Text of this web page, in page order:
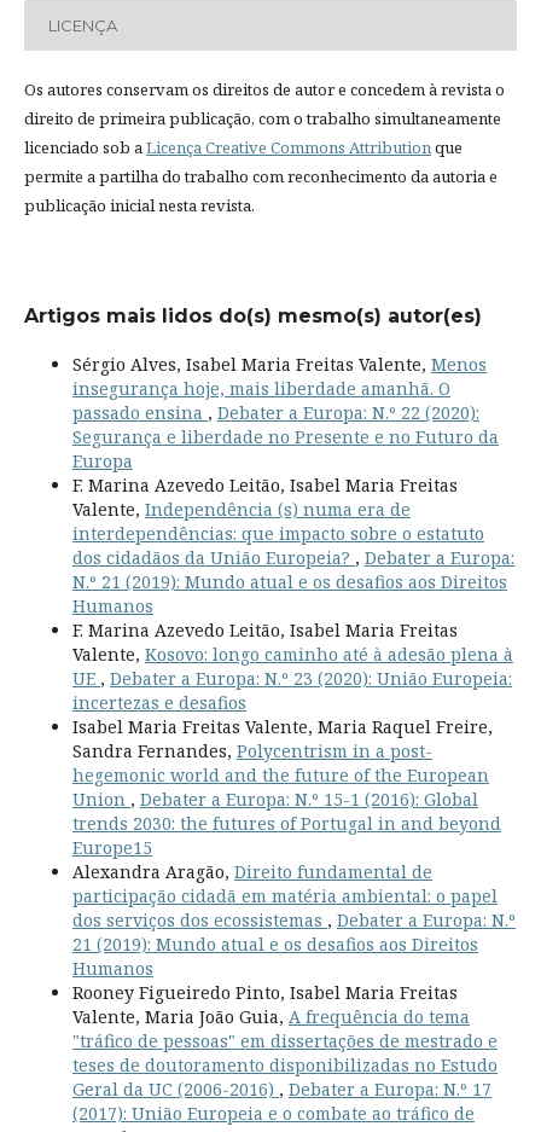
LICENÇA
Os autores conservam os direitos de autor e concedem à revista o
direito de primeira publicação, com o trabalho simultaneamente
licenciado sob aLicença Creative Commons Attributionque
permite a partilha do trabalho com reconhecimento da autoria e
publicação inicial nesta revista.
Artigos mais lidos do(s) mesmo(s) autor(es)
Sérgio Alves, Isabel Maria Freitas Valente, Menos
insegurança hoje, mais liberdade amanhã. O
passado ensina , Debater a Europa: N.º 22 (2020):
Segurança e liberdade no Presente e no Futuro da
Europa
F. Marina Azevedo Leitão, Isabel Maria Freitas
Valente, Independência (s) numa era de
interdependências: que impacto sobre o estatuto
dos cidadãos da União Europeia? , Debater a Europa:
N.º 21 (2019): Mundo atual e os desafios aos Direitos
Humanos
F. Marina Azevedo Leitão, Isabel Maria Freitas
Valente, Kosovo: longo caminho até à adesão plena à
UE , Debater a Europa: N.º 23 (2020): União Europeia:
incertezas e desafios
Isabel Maria Freitas Valente, Maria Raquel Freire,
Sandra Fernandes, Polycentrism in a post-
hegemonic world and the future of the European
Union , Debater a Europa: N.º 15-1 (2016): Global
trends 2030: the futures of Portugal in and beyond
Europe15
Alexandra Aragão, Direito fundamental de
participação cidadã em matéria ambiental: o papel
dos serviços dos ecossistemas , Debater a Europa: N.º
21 (2019): Mundo atual e os desafios aos Direitos
Humanos
Rooney Figueiredo Pinto, Isabel Maria Freitas
Valente, Maria João Guia, A frequência do tema
"tráfico de pessoas" em dissertações de mestrado e
teses de doutoramento disponibilizadas no Estudo
Geral da UC (2006-2016) , Debater a Europa: N.º 17
(2017): União Europeia e o combate ao tráfico de